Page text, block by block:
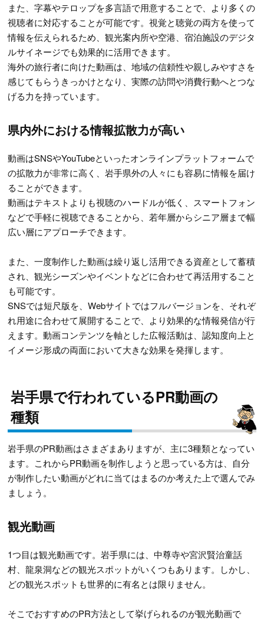
また、字幕やテロップを多言語で用意することで、より多くの
視聴者に対応することが可能です。視覚と聴覚の両方を使って
情報を伝えられるため、観光案内所や空港、宿泊施設のデジタ
ルサイネージでも効果的に活用できます。
海外の旅行者に向けた動画は、地域の信頼性や親しみやすさを
感じてもらうきっかけとなり、実際の訪問や消費行動へとつな
げる力を持っています。
県内外における情報拡散力が高い
動画はSNSやYouTubeといったオンラインプラットフォームで
の拡散力が非常に高く、岩手県外の人々にも容易に情報を届け
ることができます。
動画はテキストよりも視聴のハードルが低く、スマートフォン
などで手軽に視聴できることから、若年層からシニア層まで幅
広い層にアプローチできます。
また、一度制作した動画は繰り返し活用できる資産として蓄積
され、観光シーズンやイベントなどに合わせて再活用すること
も可能です。
SNSでは短尺版を、Webサイトではフルバージョンを、それぞ
れ用途に合わせて展開することで、より効果的な情報発信が行
えます。動画コンテンツを軸とした広報活動は、認知度向上と
イメージ形成の両面において大きな効果を発揮します。
岩手県で行われているPR動画の
種類
岩手県のPR動画はさまざまありますが、主に3種類となってい
ます。これからPR動画を制作しようと思っている方は、自分
が制作したい動画がどれに当てはまるのか考えた上で選んでみ
ましょう。
観光動画
1つ目は観光動画です。岩手県には、中尊寺や宮沢賢治童話
村、龍泉洞などの観光スポットがいくつもあります。しかし、
どの観光スポットも世界的に有名とは限りません。
そこでおすすめのPR方法として挙げられるのが観光動画で